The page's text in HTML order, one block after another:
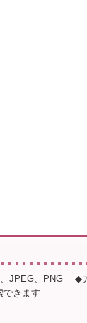
、PNG ◆ア
きます